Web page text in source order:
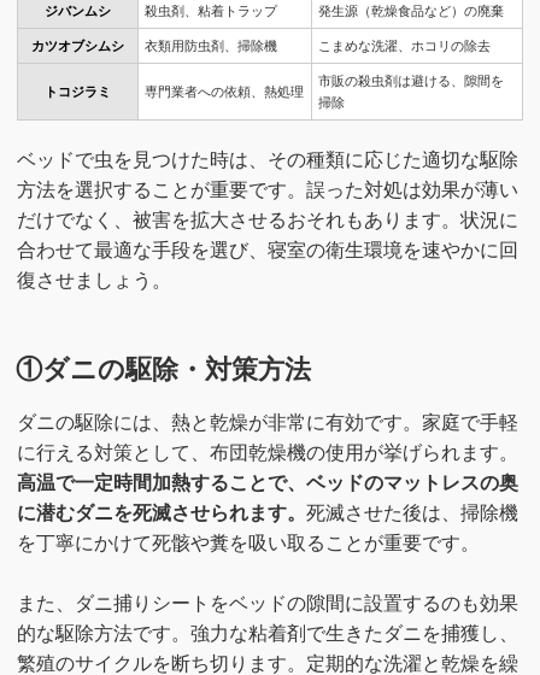
ジバンムシ 殺虫剤、粘着トラップ 発生源（乾燥食品など）の廃棄
カツオブシムシ 衣類用防虫剤、掃除機 こまめな洗濯、ホコリの除去
トコジラミ 専門業者への依頼、熱処理
市販の殺虫剤は避ける、隙間を
掃除
ベッドで虫を見つけた時は、その種類に応じた適切な駆除
方法を選択することが重要です。誤った対処は効果が薄い
だけでなく、被害を拡大させるおそれもあります。状況に
合わせて最適な手段を選び、寝室の衛生環境を速やかに回
復させましょう。
①ダニの駆除・対策方法
ダニの駆除には、熱と乾燥が非常に有効です。家庭で手軽
に行える対策として、布団乾燥機の使用が挙げられます。
高温で一定時間加熱することで、ベッドのマットレスの奥
に潜むダニを死滅させられます。 死滅させた後は、掃除機
を丁寧にかけて死骸や糞を吸い取ることが重要です。
また、ダニ捕りシートをベッドの隙間に設置するのも効果
的な駆除方法です。強力な粘着剤で生きたダニを捕獲し、
繁殖のサイクルを断ち切ります。定期的な洗濯と乾燥を繰